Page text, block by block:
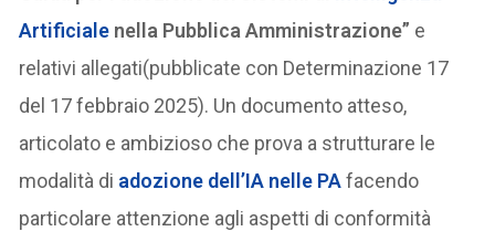
Artificiale nella Pubblica Amministrazione” e
relativi allegati(pubblicate con Determinazione 17
del 17 febbraio 2025). Un documento atteso,
articolato e ambizioso che prova a strutturare le
modalità di adozione dell’IA nelle PAfacendo
particolare attenzione agli aspetti di conformità